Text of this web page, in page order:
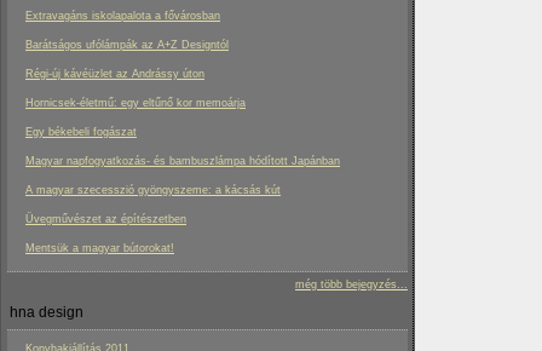
Extravagáns iskolapalota a fővárosban
Barátságos ufólámpák az A+Z Designtól
Régi-új kávéüzlet az Andrássy úton
Hornicsek-életmű: egy eltűnő kor memoárja
Egy békebeli fogászat
Magyar napfogyatkozás- és bambuszlámpa hódított Japánban
A magyar szecesszió gyöngyszeme: a kácsás kút
Üvegművészet az építészetben
Mentsük a magyar bútorokat!
még több bejegyzés...
hna design
Konyhakiállítás 2011